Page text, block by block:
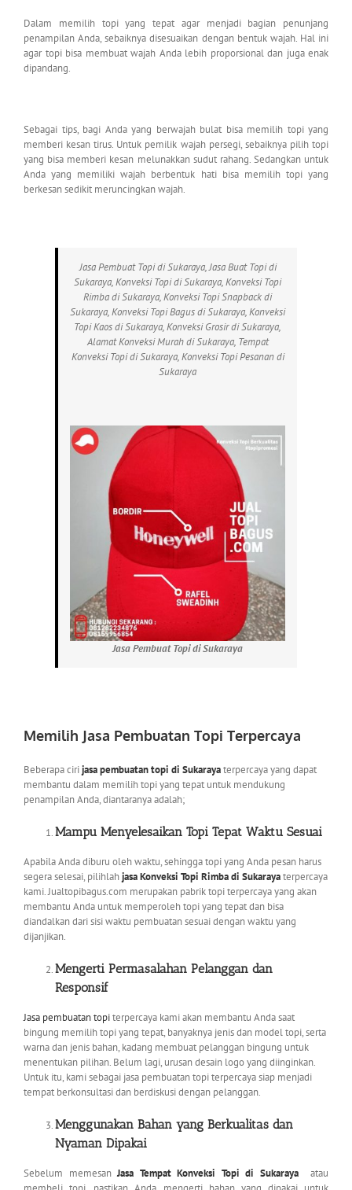
Dalam memilih topi yang tepat agar menjadi bagian penunjang
penampilan Anda, sebaiknya disesuaikan dengan bentuk wajah. Hal ini
agar topi bisa membuat wajah Anda lebih proporsional dan juga enak
dipandang.
Sebagai tips, bagi Anda yang berwajah bulat bisa memilih topi yang
memberi kesan tirus. Untuk pemilik wajah persegi, sebaiknya pilih topi
yang bisa memberi kesan melunakkan sudut rahang. Sedangkan untuk
Anda yang memiliki wajah berbentuk hati bisa memilih topi yang
berkesan sedikit meruncingkan wajah.
Jasa Pembuat Topi di Sukaraya, Jasa Buat Topi di
Sukaraya, Konveksi Topi di Sukaraya, Konveksi Topi
Rimba di Sukaraya, Konveksi Topi Snapback di
Sukaraya, Konveksi Topi Bagus di Sukaraya, Konveksi
Topi Kaos di Sukaraya, Konveksi Grosir di Sukaraya,
Alamat Konveksi Murah di Sukaraya, Tempat
Konveksi Topi di Sukaraya, Konveksi Topi Pesanan di
Sukaraya
Jasa Pembuat Topi di Sukaraya
Memilih Jasa Pembuatan Topi Terpercaya
Beberapa cirijasa pembuatan topi di Sukarayaterpercaya yang dapat
membantu dalam memilih topi yang tepat untuk mendukung
penampilan Anda, diantaranya adalah;
Mampu Menyelesaikan Topi Tepat Waktu Sesuai
Apabila Anda diburu oleh waktu, sehingga topi yang Anda pesan harus
segera selesai, pilihlahjasa Konveksi Topi Rimba di Sukarayaterpercaya
kami. Jualtopibagus.com merupakan pabrik topi terpercaya yang akan
membantu Anda untuk memperoleh topi yang tepat dan bisa
diandalkan dari sisi waktu pembuatan sesuai dengan waktu yang
dijanjikan.
Mengerti Permasalahan Pelanggan dan
Responsif
Jasa pembuatan topiterpercaya kami akan membantu Anda saat
bingung memilih topi yang tepat, banyaknya jenis dan model topi, serta
warna dan jenis bahan, kadang membuat pelanggan bingung untuk
menentukan pilihan. Belum lagi, urusan desain logo yang diinginkan.
Untuk itu, kami sebagai jasa pembuatan topi terpercaya siap menjadi
tempat berkonsultasi dan berdiskusi dengan pelanggan.
Menggunakan Bahan yang Berkualitas dan
Nyaman Dipakai
Sebelum memesanJasa Tempat Konveksi Topi di Sukaraya
atau